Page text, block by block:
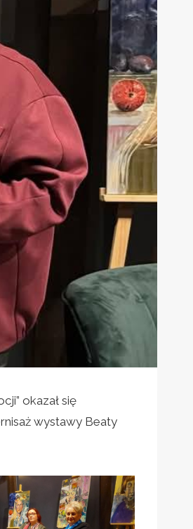
okazał się
wystawy Beaty